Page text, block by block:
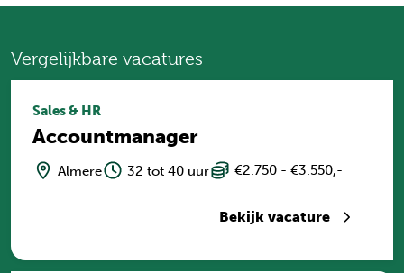
Vergelijkbare vacatures
Sales & HR
Accountmanager
Almere 32 tot 40 uur €2.750 - €3.550,-
Bekijk vacature